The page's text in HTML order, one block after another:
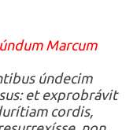
Marcum
úndecim
et exprobrávit
cordis,